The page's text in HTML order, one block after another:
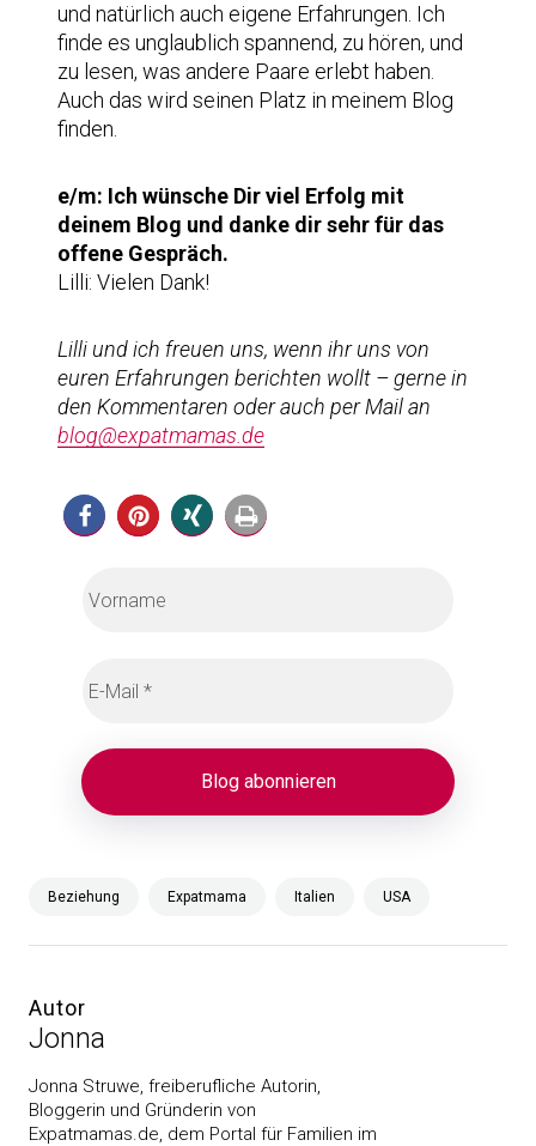
und natürlich auch eigene Erfahrungen. Ich
finde es unglaublich spannend, zu hören, und
zu lesen, was andere Paare erlebt haben.
Auch das wird seinen Platz in meinem Blog
finden.
e/m: Ich wünsche Dir viel Erfolg mit
deinem Blog und danke dir sehr für das
offene Gespräch.
Lilli: Vielen Dank!
Lilli und ich freuen uns, wenn ihr uns von
euren Erfahrungen berichten wollt – gerne in
den Kommentaren oder auch per Mail an
blog@expatmamas.de
Beziehung Expatmama Italien USA
Autor
Jonna
Jonna Struwe, freiberufliche Autorin,
Bloggerin und Gründerin von
Expatmamas.de, dem Portal für Familien im